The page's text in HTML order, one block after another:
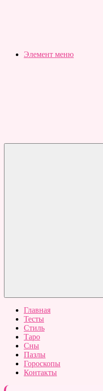
Элемент меню
Главная
Тесты
Стиль
Таро
Сны
Пазлы
Гороскопы
Контакты